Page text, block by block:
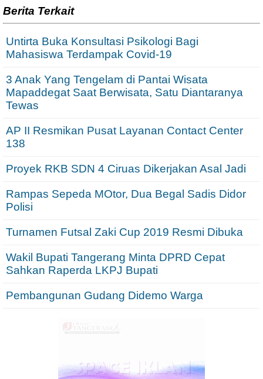
Berita Terkait
Untirta Buka Konsultasi Psikologi Bagi
Mahasiswa Terdampak Covid-19
3 Anak Yang Tengelam di Pantai Wisata
Mapaddegat Saat Berwisata, Satu Diantaranya
Tewas
AP II Resmikan Pusat Layanan Contact Center
138
Proyek RKB SDN 4 Ciruas Dikerjakan Asal Jadi
Rampas Sepeda MOtor, Dua Begal Sadis Didor
Polisi
Turnamen Futsal Zaki Cup 2019 Resmi Dibuka
Wakil Bupati Tangerang Minta DPRD Cepat
Sahkan Raperda LKPJ Bupati
Pembangunan Gudang Didemo Warga